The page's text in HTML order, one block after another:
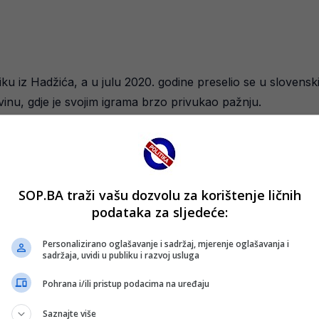
iz Hadžića, a u julu 2020. godine preselio se u
gdje je svojim igrama brzo privukao pažnju.
Plzen za oko 300.000 KM. Amar se odmah
u svim takmičenjima, uz osam asistencija i tri
devet utakmica, postigao jedan pogodak i dodao
da klub vjeruje u njegovu kvalitetu, a on sam je
SOP.BA traži vašu dozvolu za korištenje ličnih
podataka za sljedeće:
Personalizirano oglašavanje i sadržaj, mjerenje oglašavanja i
sadržaja, uvidi u publiku i razvoj usluga
Pohrana i/ili pristup podacima na uređaju
Saznajte više